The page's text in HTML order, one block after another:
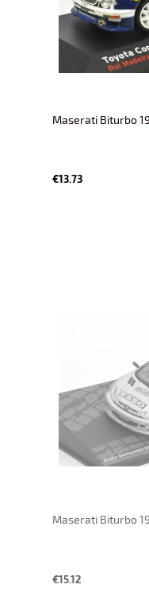
Maserati Biturbo
€13.73
Maserati Biturbo
€15.12